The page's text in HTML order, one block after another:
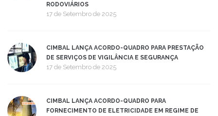
RODOVIÁRIOS
17 de Setembro de 2025
CIMBAL LANÇA ACORDO-QUADRO PARA PRESTAÇÃO
DE SERVIÇOS DE VIGILÂNCIA E SEGURANÇA
17 de Setembro de 2025
CIMBAL LANÇA ACORDO-QUADRO PARA
FORNECIMENTO DE ELETRICIDADE EM REGIME DE